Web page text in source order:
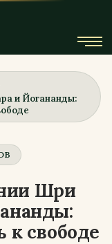
и Йогананды:
Шри
к свободе